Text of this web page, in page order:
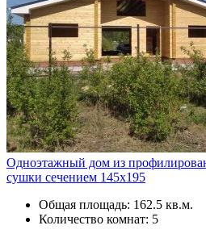
Одноэтажный дом из
сушки сечением 145х195
Общая площадь: 162.5 кв.м.
Количество комнат: 5